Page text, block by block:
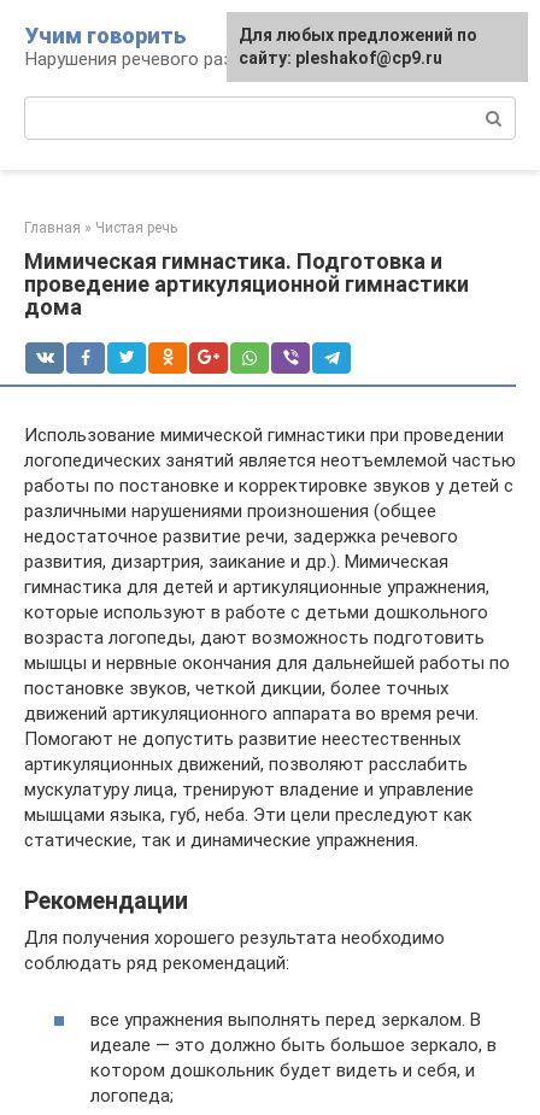
контенту
Учим говорить
Нарушения речевого развития
Главная » Чистая речь
Мимическая гимнастика. Подготовка и
проведение артикуляционной гимнастики
дома
Использование мимической гимнастики при проведении
логопедических занятий является неотъемлемой частью
работы по постановке и корректировке звуков у детей с
различными нарушениями произношения (общее
недостаточное развитие речи, задержка речевого
развития, дизартрия, заикание и др.). Мимическая
гимнастика для детей и артикуляционные упражнения,
которые используют в работе с детьми дошкольного
возраста логопеды, дают возможность подготовить
мышцы и нервные окончания для дальнейшей работы по
постановке звуков, четкой дикции, более точных
движений артикуляционного аппарата во время речи.
Помогают не допустить развитие неестественных
артикуляционных движений, позволяют расслабить
мускулатуру лица, тренируют владение и управление
мышцами языка, губ, неба. Эти цели преследуют как
статические, так и динамические упражнения.
Рекомендации
Для получения хорошего результата необходимо
соблюдать ряд рекомендаций:
все упражнения выполнять перед зеркалом. В
идеале — это должно быть большое зеркало, в
котором дошкольник будет видеть и себя, и
логопеда;
Для любых предложений по
сайту: pleshakof@cp9.ru